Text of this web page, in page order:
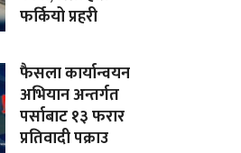
फर्कियो प्रहरी
फैसला कार्यान्वयन
अभियान अन्तर्गत
पर्साबाट १३ फरार
प्रतिवादी पक्राउ